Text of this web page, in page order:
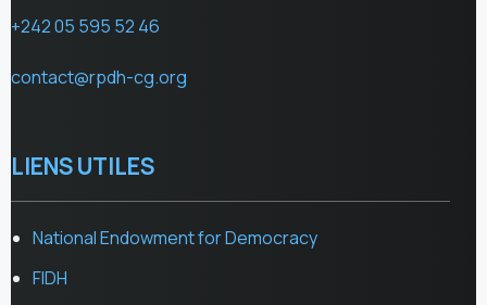
+242 05 595 52 46
contact@rpdh-cg.org
LIENS UTILES
National Endowment for Democracy
FIDH